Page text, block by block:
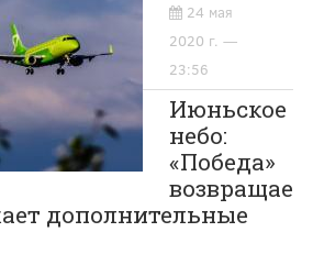
24 мая
2020 г. —
23:56
Июньское
небо:
«Победа»
возвращае
дополнительные